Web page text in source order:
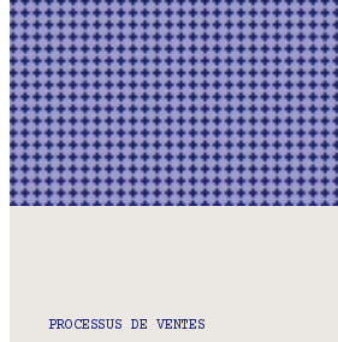
PROCESSUS DE VENTES